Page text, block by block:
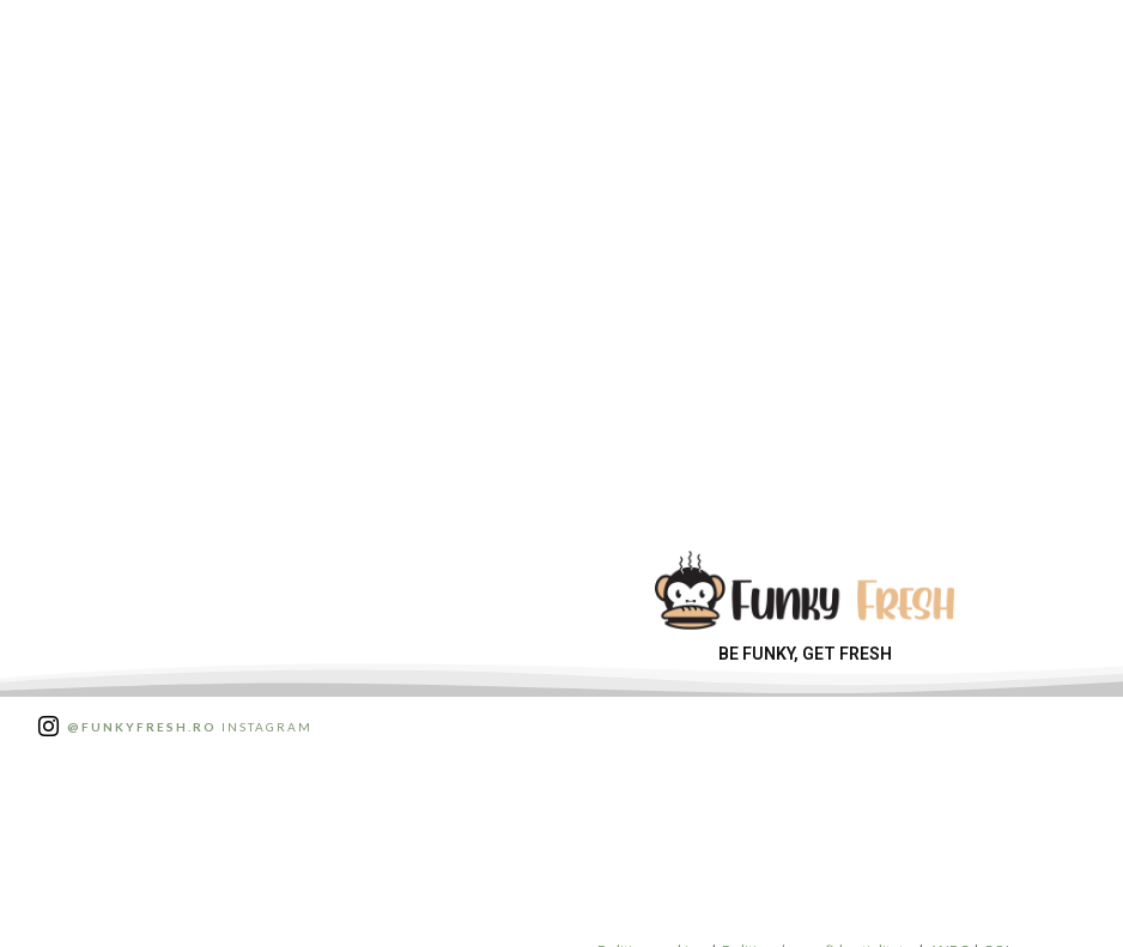
BE FUNKY, GET FRESH
@FUNKYFRESH.RO INSTAGRAM